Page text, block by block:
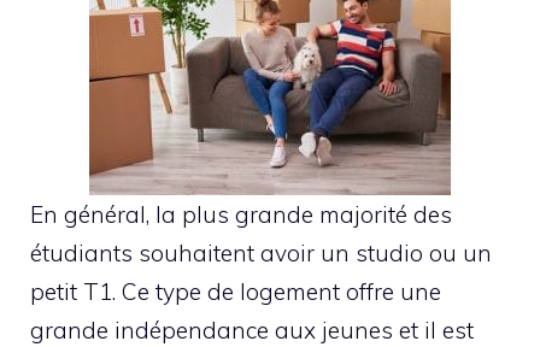
En général, la plus grande majorité des
étudiants souhaitent avoir un studio ou un
petit T1. Ce type de logement offre une
grande indépendance aux jeunes et il est